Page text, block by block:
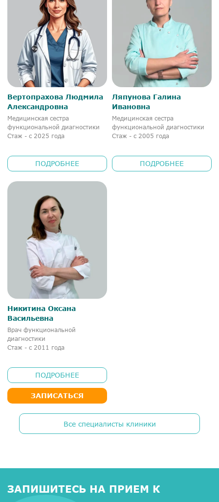
Вертопрахова Людмила
Александровна
Медицинская сестра
функциональной диагностики
Стаж - с 2025 года
ПОДРОБНЕЕ
Ляпунова Галина
Ивановна
Медицинская сестра
функциональной диагностики
Стаж - с 2005 года
ПОДРОБНЕЕ
Никитина Оксана
Васильевна
Врач функциональной
диагностики
Стаж - с 2011 года
ПОДРОБНЕЕ
ЗАПИСАТЬСЯ
Все специалисты клиники
ЗАПИШИТЕСЬ НА ПРИЕМ К